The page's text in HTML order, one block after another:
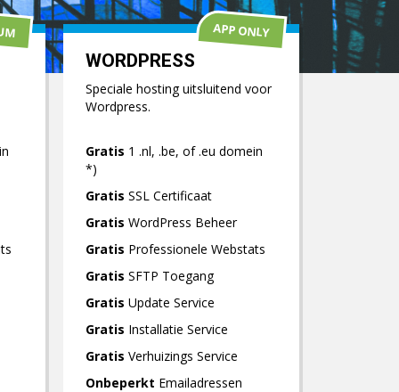
WORDPRESS
Speciale hosting uitsluitend voor
Wordpress.
Gratis 1 .nl, .be, of .eu domein
*)
Gratis SSL Certificaat
Gratis WordPress Beheer
Gratis Professionele Webstats
Gratis SFTP Toegang
Gratis Update Service
Gratis Installatie Service
Gratis Verhuizings Service
Onbeperkt Emailadressen
APP ONLY